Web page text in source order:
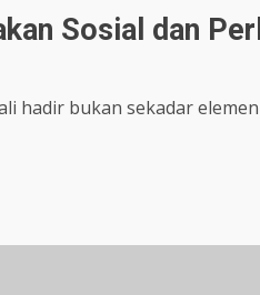
Sosial dan
hadir bukan sekadar